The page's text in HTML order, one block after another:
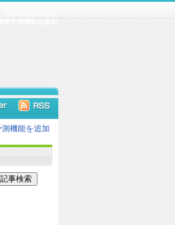
機能を追加